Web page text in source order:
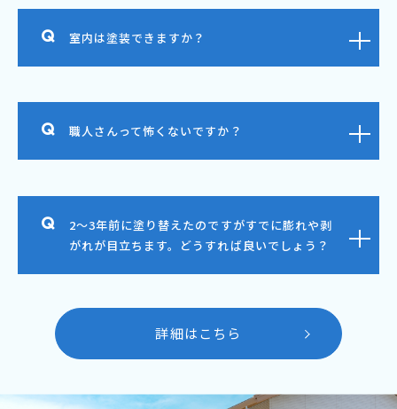
室内は塗装できますか？
職人さんって怖くないですか？
2～3年前に塗り替えたのですがすでに膨れや剥
がれが目立ちます。どうすれば良いでしょう？
詳細はこちら